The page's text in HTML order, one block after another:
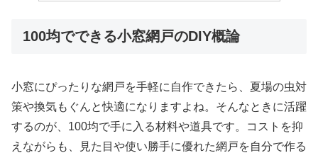
100均でできる小窓網戸のDIY概論
小窓にぴったりな網戸を手軽に自作できたら、夏場の虫対
策や換気もぐんと快適になりますよね。そんなときに活躍
するのが、100均で手に入る材料や道具です。コストを抑
えながらも、見た目や使い勝手に優れた網戸を自分で作る